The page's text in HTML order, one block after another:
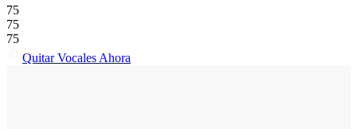
75
75
75
Quitar Vocales Ahora